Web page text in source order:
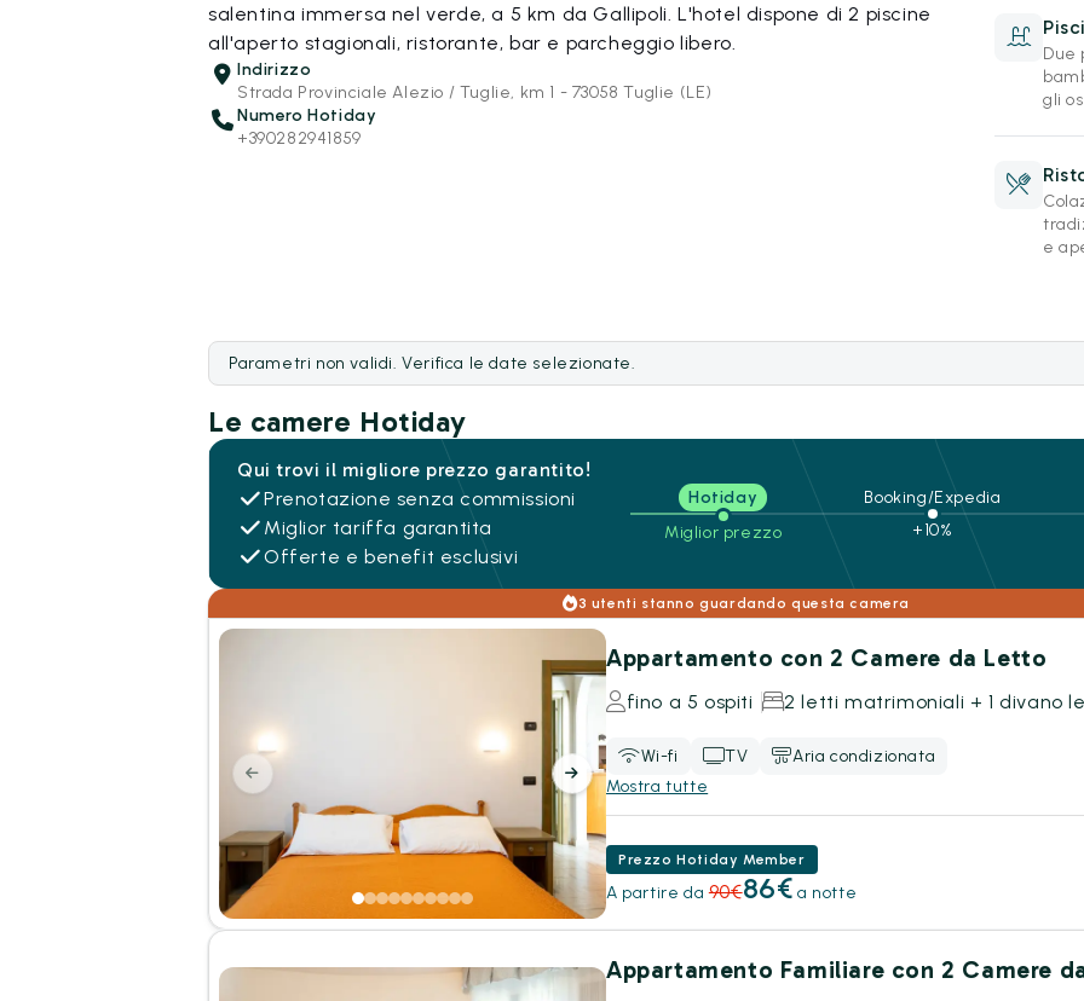
salentina immersa nel verde, a 5 km da Gallipoli. L'hotel dispone di 2 piscine
all'aperto stagionali, ristorante, bar e parcheggio libero.
Indirizzo
Strada Provinciale Alezio / Tuglie, km 1 - 73058 Tuglie (LE)
Numero Hotiday
+390282941859
Due
gli
e
Parametri non validi. Verifica le date selezionate.
Le camere Hotiday
Qui trovi il migliore prezzo garantito!
Prenotazione senza commissioni
Miglior tariffa garantita
Offerte e benefit esclusivi
Hotiday
Miglior prezzo
Booking/Expedia
+10%
3 utenti stanno guardando questa camera
Appartamento con 2 Camere da Letto
fino a 5 ospiti 2 letti matrimoniali + 1 divano
Wi-fi TV
Aria condizionata
Mostra tutte
Prezzo Hotiday Member
A partire da 90€86€ a notte
Appartamento Familiare con 2 Camere